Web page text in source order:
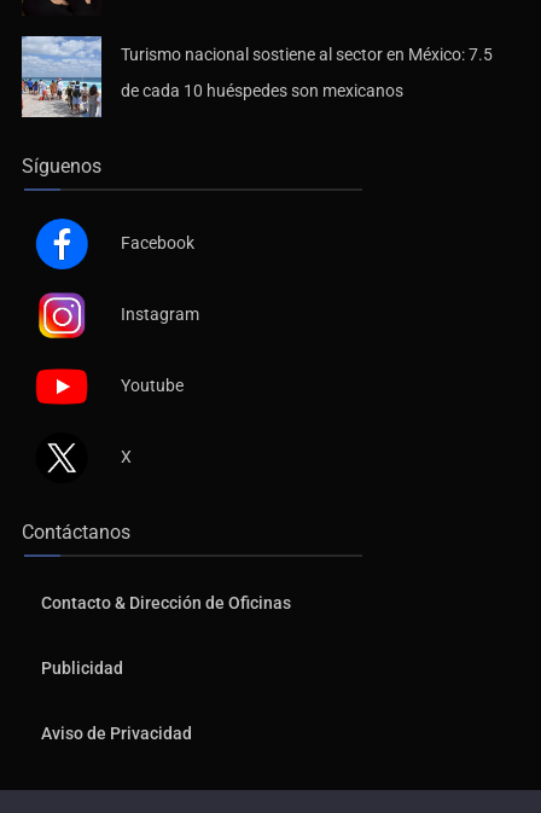
Turismo nacional sostiene al sector en México: 7.5
de cada 10 huéspedes son mexicanos
Síguenos
Facebook
Instagram
Youtube
X
Contáctanos
Contacto & Dirección de Oficinas
Publicidad
Aviso de Privacidad